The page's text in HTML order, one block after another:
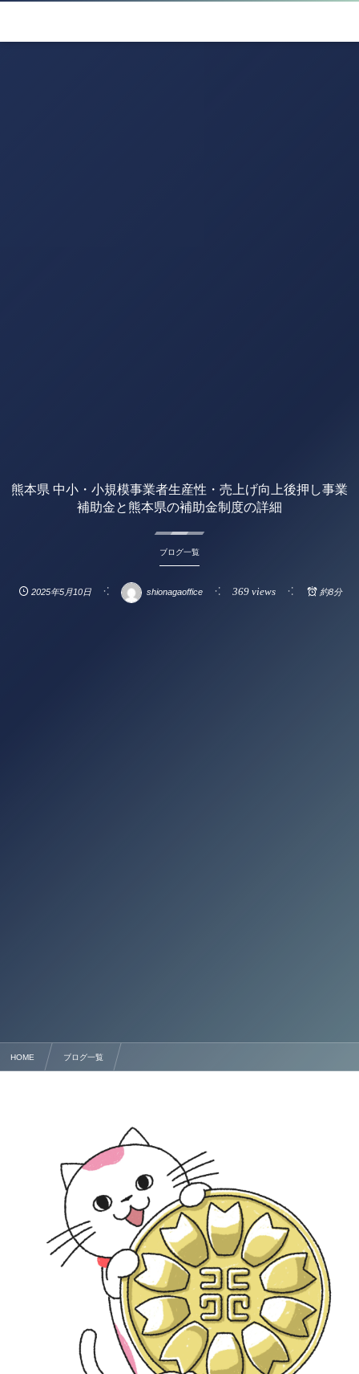
熊本県 中小・小規模事業者生産性・売上げ向上後押し事業
補助金と熊本県の補助金制度の詳細
ブログ一覧
2025年5月10日 shionagaoffice 369 views 約8分
HOME ブログ一覧